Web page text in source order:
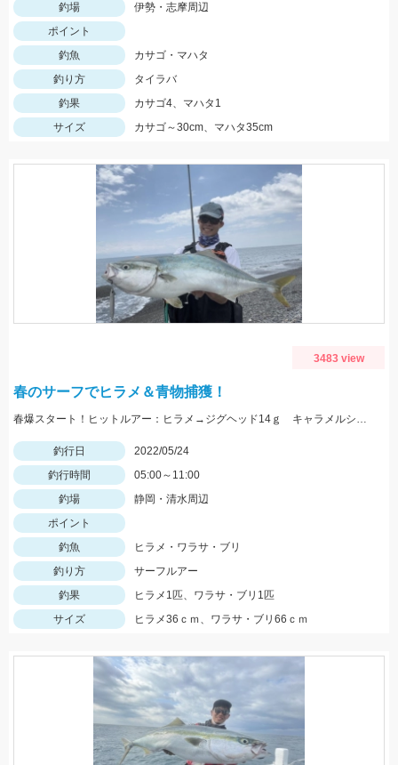
釣場
伊勢・志摩周辺
ポイント
釣魚
カサゴ・マハタ
釣り方
タイラバ
釣果
カサゴ4、マハタ1
サイズ
カサゴ～30cm、マハタ35cm
3483 view
春のサーフでヒラメ＆青物捕獲！
春爆スタート！ヒットルアー：ヒラメ→ジグヘッド14ｇ キャラメルシャッド3.5インチ。青物→Ｒサーディン40ｇ
釣行日
2022/05/24
釣行時間
05:00～11:00
釣場
静岡・清水周辺
ポイント
釣魚
ヒラメ・ワラサ・ブリ
釣り方
サーフルアー
釣果
ヒラメ1匹、ワラサ・ブリ1匹
サイズ
ヒラメ36ｃｍ、ワラサ・ブリ66ｃｍ